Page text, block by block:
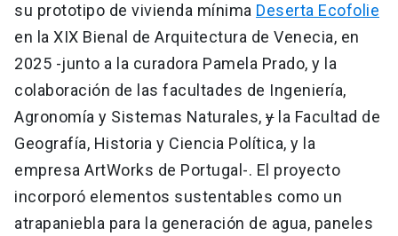
su prototipo de vivienda mínima Deserta Ecofolie
en la XIX Bienal de Arquitectura de Venecia, en
2025 -junto a la curadora Pamela Prado, y la
colaboración de las facultades de Ingeniería,
Agronomía y Sistemas Naturales, yla Facultad de
Geografía, Historia y Ciencia Política, y la
empresa ArtWorks de Portugal-. El proyecto
incorporó elementos sustentables como un
atrapaniebla para la generación de agua, paneles